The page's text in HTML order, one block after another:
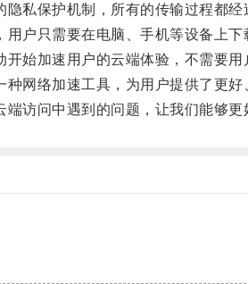
保护机制，所有的传输过程都经
只需要在电脑、手机等设备上下
加速用户的云端体验，不需要用
络加速工具，为用户提供了更好
问中遇到的问题，让我们能够更